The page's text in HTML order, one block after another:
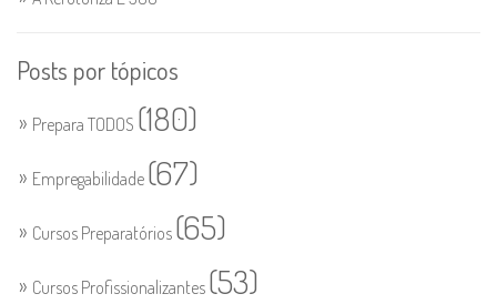
Posts por tópicos
Prepara TODOS (180)
Empregabilidade (67)
Cursos Preparatórios (65)
Cursos Profissionalizantes (53)